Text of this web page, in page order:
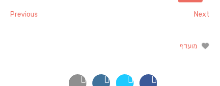
Previous Next
מועדף